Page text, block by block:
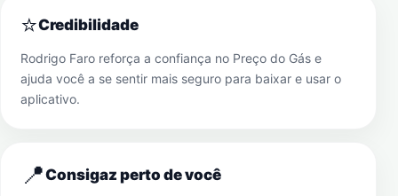
⭐Credibilidade
Rodrigo Faro reforça a confiança no Preço do Gás e
ajuda você a se sentir mais seguro para baixar e usar o
aplicativo.
📍Consigaz perto de você